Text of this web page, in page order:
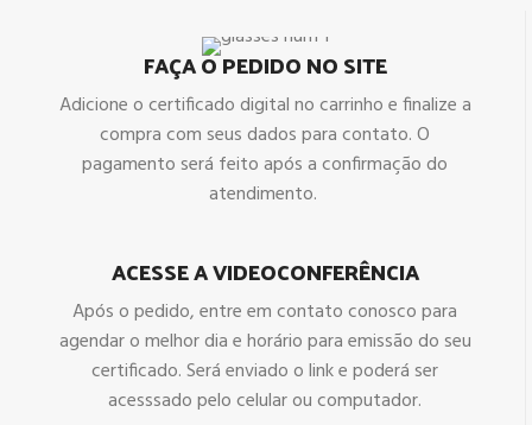
FAÇA O PEDIDO NO SITE
Adicione o certificado digital no carrinho e finalize a
compra com seus dados para contato. O
pagamento será feito após a confirmação do
atendimento.
ACESSE A VIDEOCONFERÊNCIA
Após o pedido, entre em contato conosco para
agendar o melhor dia e horário para emissão do seu
certificado. Será enviado o link e poderá ser
acesssado pelo celular ou computador.